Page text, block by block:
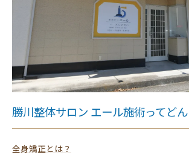
勝川整体サロン エール施術ってど
全身矯正とは？